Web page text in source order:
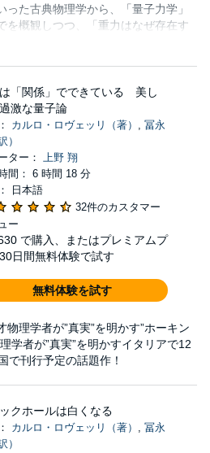
た古典物理学から、「量子力学」
を概観しつつ、「重力はなぜ存在す
「関係」でできている 美し
激な量子論
カルロ・ロヴェッリ（著） , 冨永
）
ター： 上野 翔
間： 6 時間 18 分
日本語
32件のカスタマー
ー
で購入、またはプレミアムプ
日間無料体験で試す
無料体験を試す
理学者が”真実”を明かす”ホーキン
学者が”真実”を明かすイタリアで12
で刊行予定の話題作！
クホールは白くなる
カルロ・ロヴェッリ（著） , 冨永
）